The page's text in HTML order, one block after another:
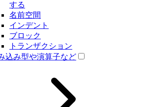
する
名前空間
インデント
ブロック
トランザクション
込み型や演算子など